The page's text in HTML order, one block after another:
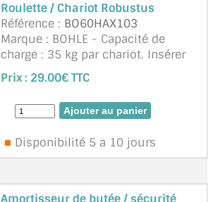
Roulette / Chariot Robustus
Référence : BO60HAX103
Marque : BOHLE - Capacité de
charge : 35 kg par chariot. Insérer
les chariots par paires. Les chariots
dans un boîtier en acier à ressort
avec galet de roulement en
plastique sur roulement &agrav ...
Prix : 29.00€ TTC
Disponibilité 5 a 10 jours